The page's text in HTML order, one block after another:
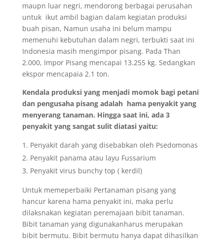
maupn luar negri, mendorong berbagai perusahan
untuk ikut ambil bagian dalam kegiatan produksi
buah pisan, Namun usaha ini belum mampu
memenuhi kebutuhan dalam negri, terbukti saat ini
Indonesia masih mengimpor pisang. Pada Than
2.000, Impor Pisang mencapai 13.255 kg. Sedangkan
ekspor mencapaia 2.1 ton.
Kendala produksi yang menjadi momok bagi petani
dan pengusaha pisang adalah hama penyakit yang
menyerang tanaman. Hingga saat ini, ada 3
penyakit yang sangat sulit diatasi yaitu:
Penyakit darah yang disebabkan oleh Psedomonas
Penyakit panama atau layu Fussarium
Penyakit virus bunchy top ( kerdil)
Untuk memeperbaiki Pertanaman pisang yang
hancur karena hama penyakit ini, maka perlu
dilaksnakan kegiatan peremajaan bibit tanaman.
Bibit tanaman yang digunakanharus merupakan
bibit bermutu. Bibit bermutu hanya dapat dihasilkan